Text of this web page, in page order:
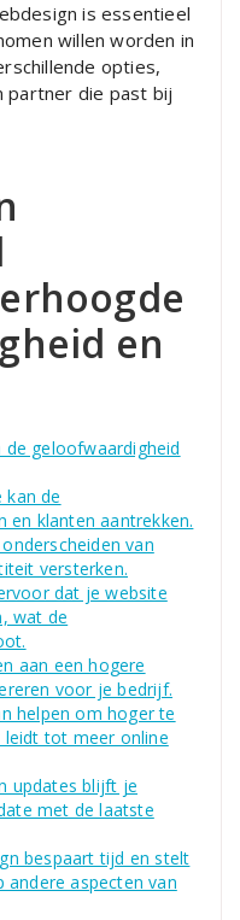
is essentieel
willen worden in
opties,
partner die past bij
en
geloofwaardigheid
kan de
en klanten aantrekken.
van
versterken.
dat je website
wat de
aan een hogere
voor je bedrijf.
helpen om hoger te
leidt tot meer online
updates blijft je
met de laatste
bespaart tijd en stelt
aspecten van